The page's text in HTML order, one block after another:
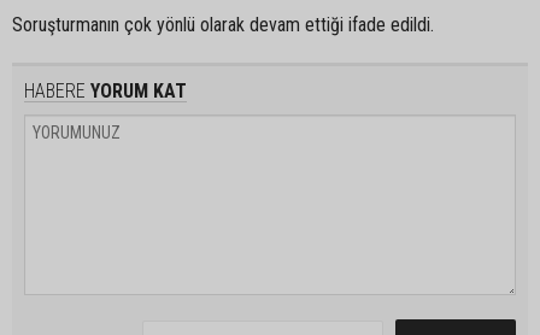
Soruşturmanın çok yönlü olarak devam ettiği ifade edildi.
HABERE YORUM KAT